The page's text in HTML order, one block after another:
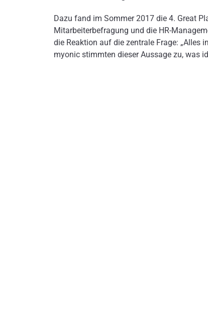
Dazu fand im Sommer 2017 die 4. Great
Mitarbeiterbefragung und die HR-
die Reaktion auf die zentrale Frage: „Alles
myonic stimmten dieser Aussage zu, was